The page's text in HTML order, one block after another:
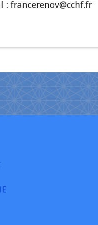
francerenov@cchf.fr